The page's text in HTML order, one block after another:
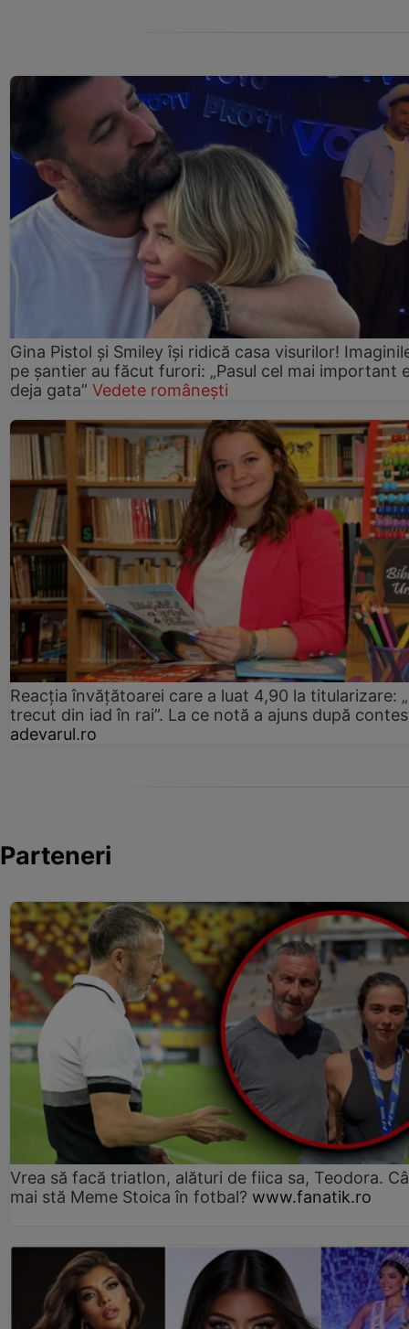
Gina Pistol și Smiley își ridică casa visurilor!
pe șantier au făcut furori: „Pasul cel mai important
deja gata” Vedete românești
Reacția învățătoarei care a luat 4,90 la titularizare:
trecut din iad în rai”. La ce notă a ajuns după
adevarul.ro
Parteneri
Vrea să facă triatlon, alături de fiica sa, Teodora.
mai stă Meme Stoica în fotbal? www.fanatik.ro